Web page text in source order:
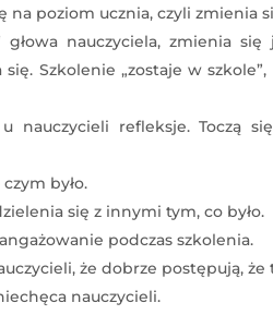
na poziom ucznia, czyli zmienia
głowa nauczyciela, zmienia
się. Szkolenie „zostaje w
u nauczycieli refleksje.
było.
się z innymi tym, co było.
podczas szkolenia.
że dobrze postępują, że
nauczycieli.